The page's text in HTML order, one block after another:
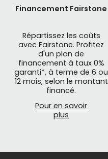
Financement Fairstone
Répartissez les coûts
avec Fairstone. Profitez
d'un plan de
financement à taux 0%
garanti*, à terme de 6 ou
12 mois, selon le montant
financé.
Pour en savoir
plus